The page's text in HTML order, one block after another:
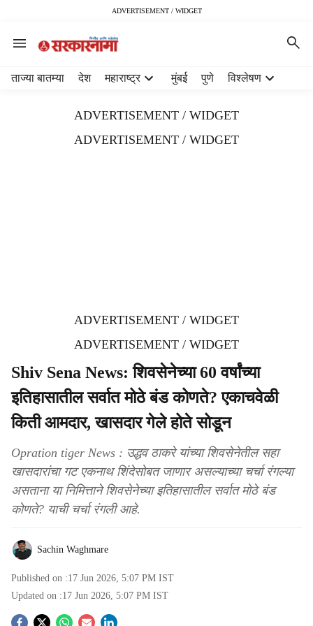
ADVERTISEMENT / WIDGET
ताज्या बातम्या देश महाराष्ट्र मुंबई पुणे विश्लेषण
ADVERTISEMENT / WIDGET
ADVERTISEMENT / WIDGET
ADVERTISEMENT / WIDGET
ADVERTISEMENT / WIDGET
Shiv Sena News: शिवसेनेच्या 60 वर्षांच्या
इतिहासातील सर्वात मोठे बंड कोणते? एकाचवेळी
किती आमदार, खासदार गेले होते सोडून
Opration tiger News : उद्धव ठाकरे यांच्या शिवसेनेतील सहा
खासदारांचा गट एकनाथ शिंदेसोबत जाणार असल्याच्या चर्चा रंगल्या
असताना या निमित्ताने शिवसेनेच्या इतिहासातील सर्वात मोठे बंड
कोणते? याची चर्चा रंगली आहे.
Sachin Waghmare
Published on :17 Jun 2026, 5:07 PM IST
Updated on :17 Jun 2026, 5:07 PM IST